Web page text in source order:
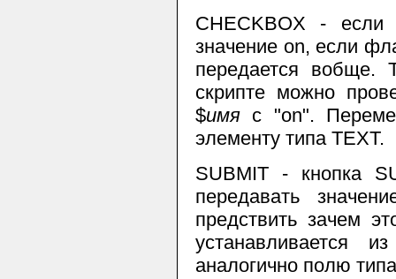
CHECKBOX - если
значение on, если
передается вобще.
скрипте можно
$имя с "on".
элементу типа TEXT.
SUBMIT - кнопка
передавать
предствить зачем
устанавливается
аналогично полю